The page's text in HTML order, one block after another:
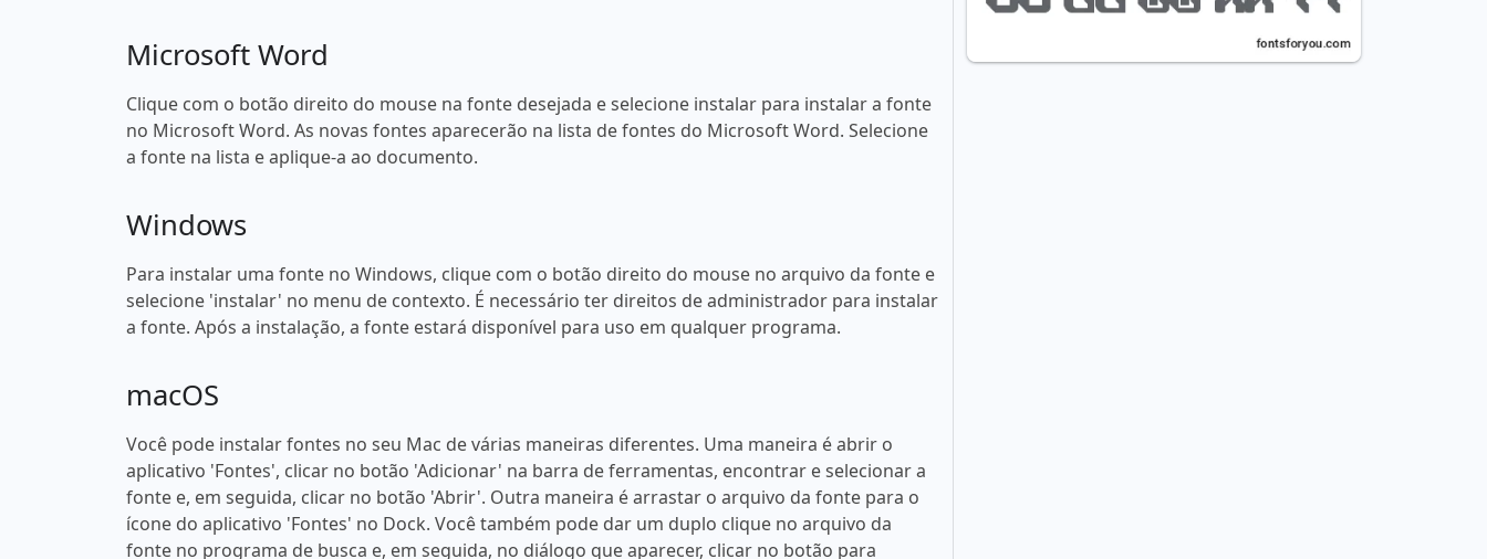
Microsoft Word
Clique com o botão direito do mouse na fonte desejada e selecione instalar para instalar a fonte
no Microsoft Word. As novas fontes aparecerão na lista de fontes do Microsoft Word. Selecione
a fonte na lista e aplique-a ao documento.
Windows
Para instalar uma fonte no Windows, clique com o botão direito do mouse no arquivo da fonte e
selecione 'instalar' no menu de contexto. É necessário ter direitos de administrador para instalar
a fonte. Após a instalação, a fonte estará disponível para uso em qualquer programa.
macOS
Você pode instalar fontes no seu Mac de várias maneiras diferentes. Uma maneira é abrir o
aplicativo 'Fontes', clicar no botão 'Adicionar' na barra de ferramentas, encontrar e selecionar a
fonte e, em seguida, clicar no botão 'Abrir'. Outra maneira é arrastar o arquivo da fonte para o
ícone do aplicativo 'Fontes' no Dock. Você também pode dar um duplo clique no arquivo da
fonte no programa de busca e, em seguida, no diálogo que aparecer, clicar no botão para